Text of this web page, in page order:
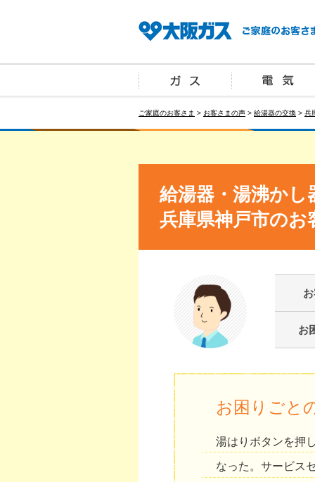
ご家庭のお客さま > お客さまの声 > 給湯器の交換 > 兵
給湯器・湯沸かし
兵庫県神戸市のお
お
お困りごと
湯はりボタンを押
なった。サービス